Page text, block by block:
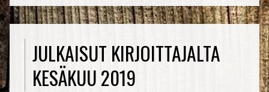
JULKAISUT KIRJOITTAJALTA
KESÄKUU 2019